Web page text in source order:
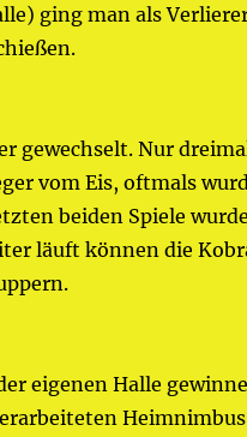
ging man als
gewechselt. Nur
vom Eis, oftmals
beiden Spiele
läuft können die
eigenen Halle
Heimnimbus